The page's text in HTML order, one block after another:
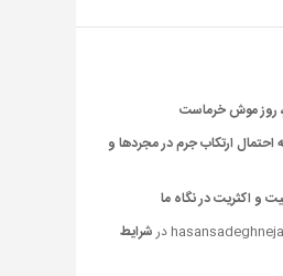
روز موش خرماست
احتمال ارتکاب جرم در مجردها و
و اکثریت در نگاه ما
درشرایط